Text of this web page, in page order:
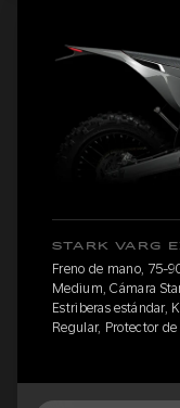
STARK VARG
Freno de mano, 75-
Medium, Cámara
Estriberas estándar,
Regular, Protector